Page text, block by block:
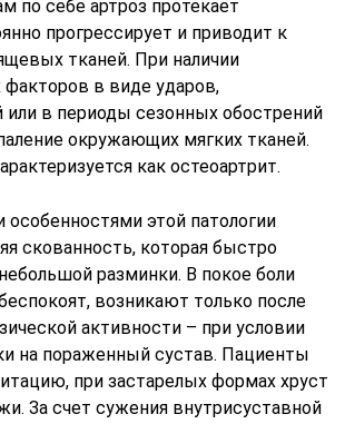
по себе артроз протекает
прогрессирует и приводит к
тканей. При наличии
в виде ударов,
или в периоды сезонных обострений
окружающих мягких тканей.
как остеоартрит.
этой патологии
скованность, которая быстро
разминки. В покое боли
возникают только после
активности – при условии
на пораженный сустав. Пациенты
при застарелых формах хруст
За счет сужения внутрисуставной